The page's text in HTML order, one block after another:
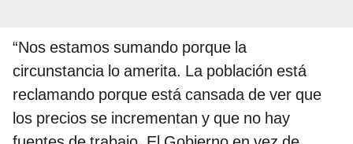
“Nos estamos sumando porque la
circunstancia lo amerita. La población está
reclamando porque está cansada de ver que
los precios se incrementan y que no hay